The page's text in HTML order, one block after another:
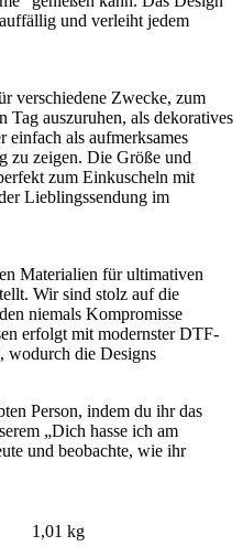
und verleiht jedem
verschiedene Zwecke, zum
Tag auszuruhen, als dekoratives
einfach als aufmerksames
zu zeigen. Die Größe und
zum Einkuscheln mit
Lieblingssendung im
Materialien für ultimativen
Wir sind stolz auf die
niemals Kompromisse
erfolgt mit modernster DTF-
wodurch die Designs
Person, indem du ihr das
„Dich hasse ich am
und beobachte, wie ihr
1,01 kg